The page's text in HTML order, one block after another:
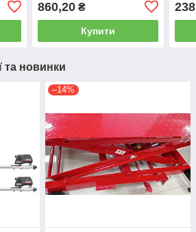
860,20₴
Купити
та новинки
–14%